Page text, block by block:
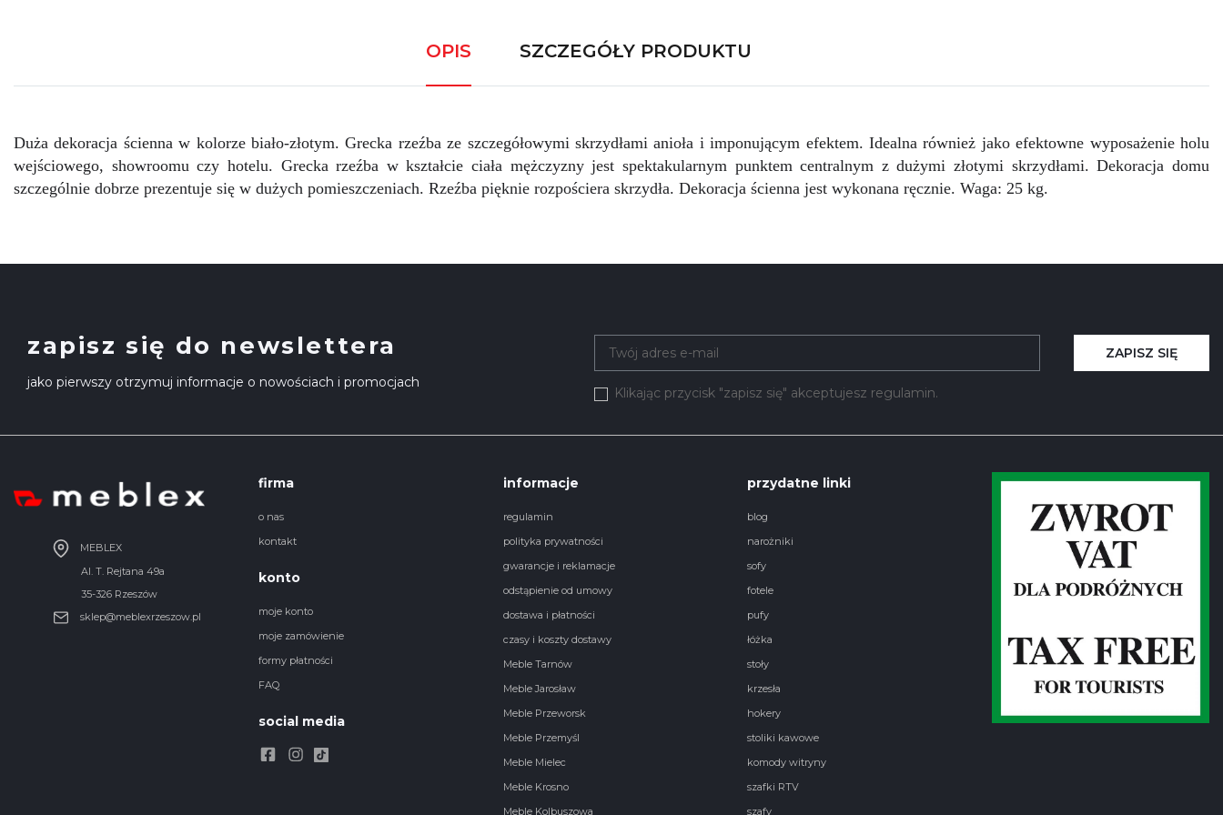
OPIS SZCZEGÓŁY PRODUKTU
Duża dekoracja ścienna w kolorze biało-złotym. Grecka rzeźba ze szczegółowymi skrzydłami anioła i imponującym efektem. Idealna również jako efektowne wyposażenie holu
wejściowego, showroomu czy hotelu. Grecka rzeźba w kształcie ciała mężczyzny jest spektakularnym punktem centralnym z dużymi złotymi skrzydłami. Dekoracja domu
szczególnie dobrze prezentuje się w dużych pomieszczeniach. Rzeźba pięknie rozpościera skrzydła. Dekoracja ścienna jest wykonana ręcznie. Waga: 25 kg.
zapisz się do newslettera
jako pierwszy otrzymuj informacje o nowościach i promocjach
Klikając przycisk "zapisz się" akceptujesz regulamin.
ZAPISZ SIĘ
MEBLEX
Al. T. Rejtana 49a
35-326 Rzeszów
sklep@meblexrzeszow.pl
firma
o nas
kontakt
konto
moje konto
moje zamówienie
formy płatności
FAQ
social media
informacje
regulamin
polityka prywatności
gwarancje i reklamacje
odstąpienie od umowy
dostawa i płatności
czasy i koszty dostawy
Meble Tarnów
Meble Jarosław
Meble Przeworsk
Meble Przemyśl
Meble Mielec
Meble Krosno
Meble Kolbuszowa
przydatne linki
blog
narożniki
sofy
fotele
pufy
łóżka
stoły
krzesła
hokery
stoliki kawowe
komody witryny
szafki RTV
szafy